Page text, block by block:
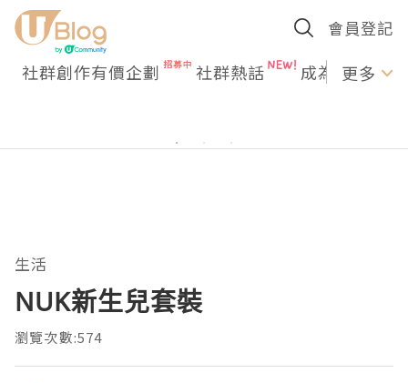
會員登記
社群創作有價企劃 社群熱話 成為U更多
生活
NUK新生兒套裝
瀏覽次數:574